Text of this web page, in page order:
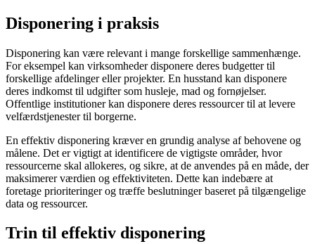
Disponering i praksis
Disponering kan være relevant i mange forskellige sammenhænge.
For eksempel kan virksomheder disponere deres budgetter til
forskellige afdelinger eller projekter. En husstand kan disponere
deres indkomst til udgifter som husleje, mad og fornøjelser.
Offentlige institutioner kan disponere deres ressourcer til at levere
velfærdstjenester til borgerne.
En effektiv disponering kræver en grundig analyse af behovene og
målene. Det er vigtigt at identificere de vigtigste områder, hvor
ressourcerne skal allokeres, og sikre, at de anvendes på en måde, der
maksimerer værdien og effektiviteten. Dette kan indebære at
foretage prioriteringer og træffe beslutninger baseret på tilgængelige
data og ressourcer.
Trin til effektiv disponering